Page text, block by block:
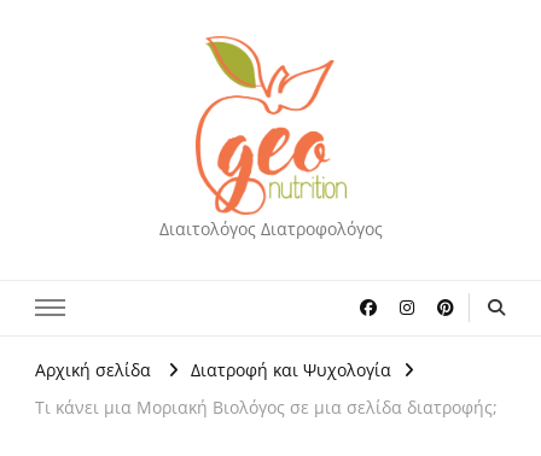
Διαιτολόγος Διατροφολόγος
Αρχική σελίδα
Διατροφή και Ψυχολογία
Τι κάνει μια Μοριακή Βιολόγος σε μια σελίδα διατροφής;